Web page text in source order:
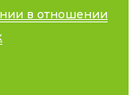
в отношении